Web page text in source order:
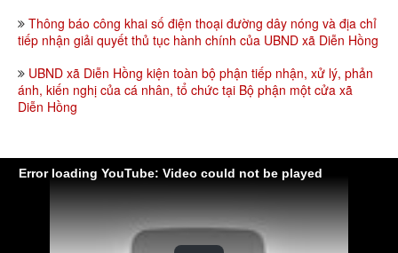
Thông báo công khai số điện thoại đường dây nóng và địa chỉ
tiếp nhận giải quyết thủ tục hành chính của UBND xã Diễn Hồng
UBND xã Diễn Hồng kiện toàn bộ phận tiếp nhận, xử lý, phản
ánh, kiến nghị của cá nhân, tổ chức tại Bộ phận một cửa xã
Diễn Hồng
Error loading YouTube: Video could not be played